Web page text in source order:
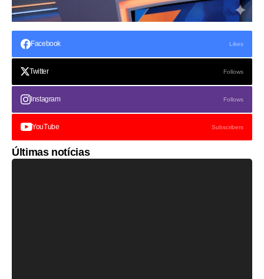
Facebook Likes
Twitter Follows
Instagram Follows
YouTube Subscribers
Últimas notícias